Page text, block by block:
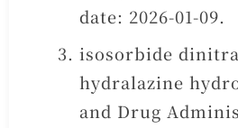
date: 2026-01-09.
isosorbide
hydralazine
and Drug